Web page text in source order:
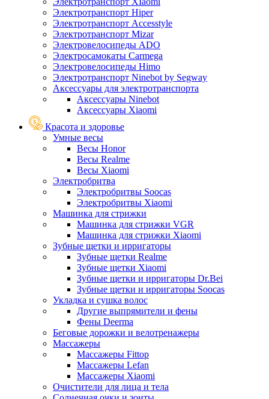
Электротранспорт Hiper
Электротранспорт Accesstyle
Электротранспорт Mizar
Электровелосипеды ADO
Электросамокаты Carmega
Электровелосипеды Himo
Электротранспорт Ninebot by Segway
Аксессуары для электротранспорта
Аксессуары Ninebot
Аксессуары Xiaomi
Красота и здоровье
Умные весы
Весы Honor
Весы Realme
Весы Xiaomi
Электробритва
Электробритвы Soocas
Электробритвы Xiaomi
Машинка для стрижки
Машинка для стрижки VGR
Машинка для стрижки Xiaomi
Зубные щетки и ирригаторы
Зубные щетки Realme
Зубные щетки Xiaomi
Зубные щетки и ирригаторы Dr.Bei
Зубные щетки и ирригаторы Soocas
Укладка и сушка волос
Другие выпрямители и фены
Фены Deerma
Беговые дорожки и велотренажеры
Массажеры
Массажеры Fittop
Массажеры Lefan
Массажеры Xiaomi
Очистители для лица и тела